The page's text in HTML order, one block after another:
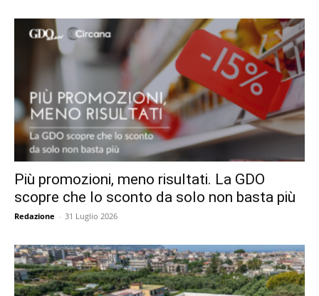
Più promozioni, meno risultati. La GDO
scopre che lo sconto da solo non basta più
Redazione - 31 Luglio 2026